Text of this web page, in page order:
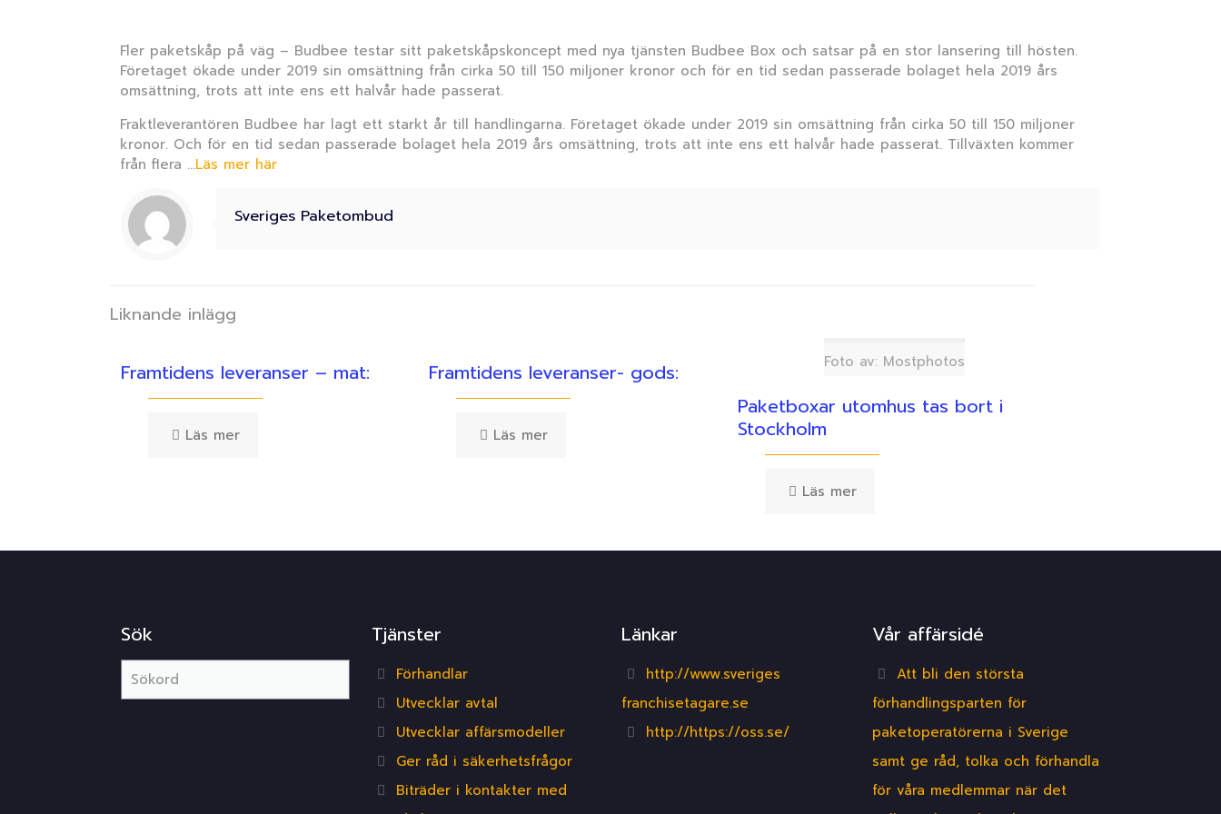
Fler paketskåp på väg – Budbee testar sitt paketskåpskoncept med nya tjänsten Budbee Box och satsar på en stor lansering till hösten.
Företaget ökade under 2019 sin omsättning från cirka 50 till 150 miljoner kronor och för en tid sedan passerade bolaget hela 2019 års
omsättning, trots att inte ens ett halvår hade passerat.
Fraktleverantören Budbee har lagt ett starkt år till handlingarna. Företaget ökade under 2019 sin omsättning från cirka 50 till 150 miljoner
kronor. Och för en tid sedan passerade bolaget hela 2019 års omsättning, trots att inte ens ett halvår hade passerat. Tillväxten kommer
från flera …Läs mer här
Sveriges Paketombud
Liknande inlägg
Framtidens leveranser – mat:
Läs mer
Framtidens leveranser- gods:
Läs mer
Foto av: Mostphotos
Paketboxar utomhus tas bort i
Stockholm
Läs mer
Sök Tjänster
Förhandlar
Utvecklar avtal
Utvecklar affärsmodeller
Ger råd i säkerhetsfrågor
Biträder i kontakter med
Länkar
http://www.sveriges
franchisetagare.se
http://https://oss.se/
Vår affärsidé
Att bli den största
förhandlingsparten för
paketoperatörerna i Sverige
samt ge råd, tolka och förhandla
för våra medlemmar när det